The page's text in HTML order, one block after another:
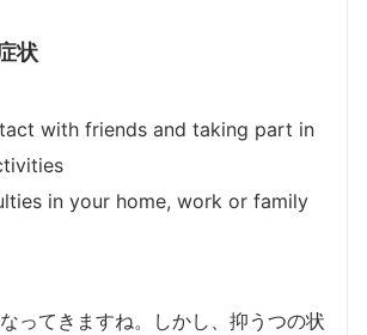
状
with friends and taking part in
in your home, work or family
ってきますね。しかし、抑うつの状